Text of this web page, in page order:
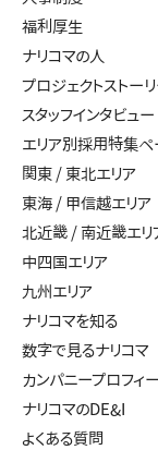
福利厚生
ナリコマの人
プロジェクトストー
スタッフインタビュー
エリア別採用特集ペ
関東 / 東北エリア
東海 / 甲信越エリア
北近畿 / 南近畿エリ
中四国エリア
九州エリア
ナリコマを知る
数字で見るナリコマ
カンパニープロフィー
ナリコマのDE&I
よくある質問